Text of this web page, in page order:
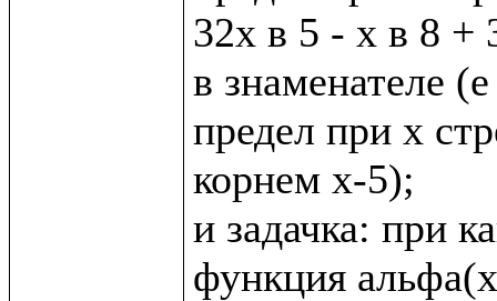
32х в 5 - х в 8 +
в знаменателе
предел при х
корнем х-5);
и задачка: при
функция